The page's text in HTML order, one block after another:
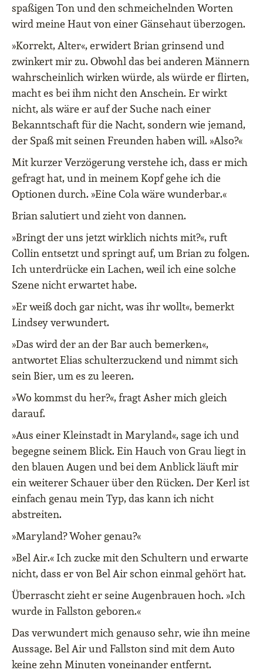
spaßigen Ton und den schmeichelnden Worten
wird meine Haut von einer Gänsehaut überzogen.
»Korrekt, Alter«, erwidert Brian grinsend und
zwinkert mir zu. Obwohl das bei anderen Männern
wahrscheinlich wirken würde, als würde er flirten,
macht es bei ihm nicht den Anschein. Er wirkt
nicht, als wäre er auf der Suche nach einer
Bekanntschaft für die Nacht, sondern wie jemand,
der Spaß mit seinen Freunden haben will. »Also?«
Mit kurzer Verzögerung verstehe ich, dass er mich
gefragt hat, und in meinem Kopf gehe ich die
Optionen durch. »Eine Cola wäre wunderbar.«
Brian salutiert und zieht von dannen.
»Bringt der uns jetzt wirklich nichts mit?«, ruft
Collin entsetzt und springt auf, um Brian zu folgen.
Ich unterdrücke ein Lachen, weil ich eine solche
Szene nicht erwartet habe.
»Er weiß doch gar nicht, was ihr wollt«, bemerkt
Lindsey verwundert.
»Das wird der an der Bar auch bemerken«,
antwortet Elias schulterzuckend und nimmt sich
sein Bier, um es zu leeren.
»Wo kommst du her?«, fragt Asher mich gleich
darauf.
»Aus einer Kleinstadt in Maryland«, sage ich und
begegne seinem Blick. Ein Hauch von Grau liegt in
den blauen Augen und bei dem Anblick läuft mir
ein weiterer Schauer über den Rücken. Der Kerl ist
einfach genau mein Typ, das kann ich nicht
abstreiten.
»Maryland? Woher genau?«
»Bel Air.« Ich zucke mit den Schultern und erwarte
nicht, dass er von Bel Air schon einmal gehört hat.
Überrascht zieht er seine Augenbrauen hoch. »Ich
wurde in Fallston geboren.«
Das verwundert mich genauso sehr, wie ihn meine
Aussage. Bel Air und Fallston sind mit dem Auto
keine zehn Minuten voneinander entfernt.